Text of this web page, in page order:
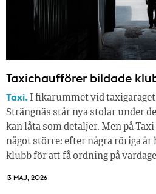
Taxichaufförer bildade
Taxi. I fikarummet vid
Strängnäs står nya stolar under
kan låta som detaljer. Men på
något större: efter några röriga
klubb för att få ordning på
13 MAJ, 2026